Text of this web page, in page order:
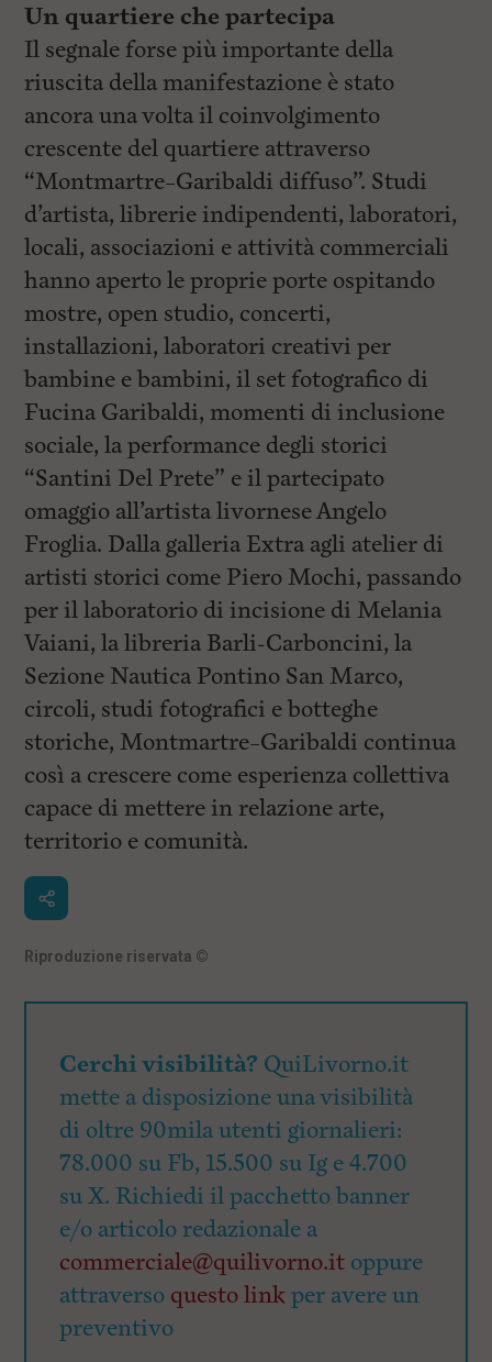
Un quartiere che partecipa
Il segnale forse più importante della
riuscita della manifestazione è stato
ancora una volta il coinvolgimento
crescente del quartiere attraverso
“Montmartre–Garibaldi diffuso”. Studi
d’artista, librerie indipendenti, laboratori,
locali, associazioni e attività commerciali
hanno aperto le proprie porte ospitando
mostre, open studio, concerti,
installazioni, laboratori creativi per
bambine e bambini, il set fotografico di
Fucina Garibaldi, momenti di inclusione
sociale, la performance degli storici
“Santini Del Prete” e il partecipato
omaggio all’artista livornese Angelo
Froglia. Dalla galleria Extra agli atelier di
artisti storici come Piero Mochi, passando
per il laboratorio di incisione di Melania
Vaiani, la libreria Barli-Carboncini, la
Sezione Nautica Pontino San Marco,
circoli, studi fotografici e botteghe
storiche, Montmartre–Garibaldi continua
così a crescere come esperienza collettiva
capace di mettere in relazione arte,
territorio e comunità.
Riproduzione riservata ©
Cerchi visibilità? QuiLivorno.it
mette a disposizione una visibilità
di oltre 90mila utenti giornalieri:
78.000 su Fb, 15.500 su Ig e 4.700
su X. Richiedi il pacchetto banner
e/o articolo redazionale a
commerciale@quilivorno.it oppure
attraverso questo linkper avere un
preventivo